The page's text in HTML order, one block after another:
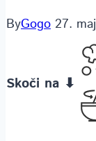
ByGogo 27.
Skoči na ⬇